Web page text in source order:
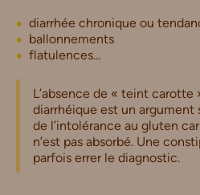
diarrhée chronique ou
ballonnements
flatulences…
L’absence de « teint carotte
diarrhéique est un
de l’intolérance au gluten
n’est pas absorbé. Une
parfois errer le diagnostic.